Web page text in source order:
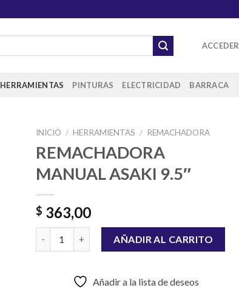
ACCEDER
HERRAMIENTAS PINTURAS ELECTRICIDAD BARRACA
INICIO / HERRAMIENTAS / REMACHADORA
REMACHADORA
MANUAL ASAKI 9.5″
$ 363,00
REMACHADORA MANUAL ASAKI 9.5" cantidad
AÑADIR AL CARRITO
Añadir a la lista de deseos